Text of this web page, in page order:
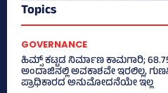
Topics
GOVERNANCE
ಹಿಮ್ಸ್‌ ಕಟ್ಟಡ ನಿರ್ಮಾಣ ಕಾಮಗಾರಿ;
ಅಂದಾಜಿನಲ್ಲಿ ಅವಕಾಶವೇ ಇರಲಿಲ್ಲ,
ಪ್ರಾಧಿಕಾರದ ಅನುಮೋದನೆಯೇ ಇಲ್ಲ